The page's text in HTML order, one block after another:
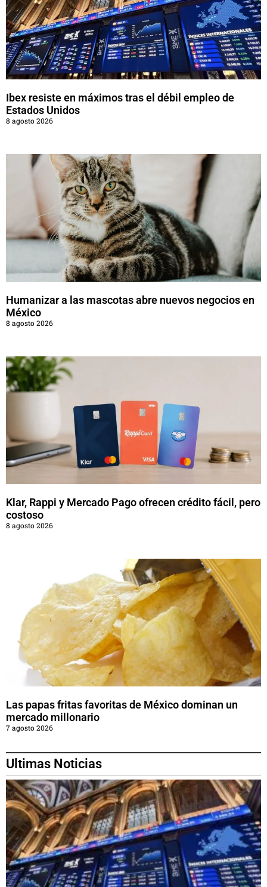
Ibex resiste en máximos tras el débil empleo de
Estados Unidos
8 agosto 2026
Humanizar a las mascotas abre nuevos negocios en
México
8 agosto 2026
Klar, Rappi y Mercado Pago ofrecen crédito fácil, pero
costoso
8 agosto 2026
Las papas fritas favoritas de México dominan un
mercado millonario
7 agosto 2026
Ultimas Noticias